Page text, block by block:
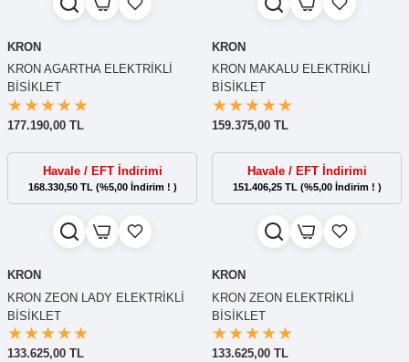
KRON
KRON AGARTHA ELEKTRİKLİ
BİSİKLET
177.190,00 TL
Havale / EFT İndirimi
168.330,50 TL (%5,00 İndirim ! )
KRON
KRON MAKALU ELEKTRİKLİ
BİSİKLET
159.375,00 TL
Havale / EFT İndirimi
151.406,25 TL (%5,00 İndirim ! )
KRON
KRON ZEON LADY ELEKTRİKLİ
BİSİKLET
133.625,00 TL
KRON
KRON ZEON ELEKTRİKLİ
BİSİKLET
133.625,00 TL